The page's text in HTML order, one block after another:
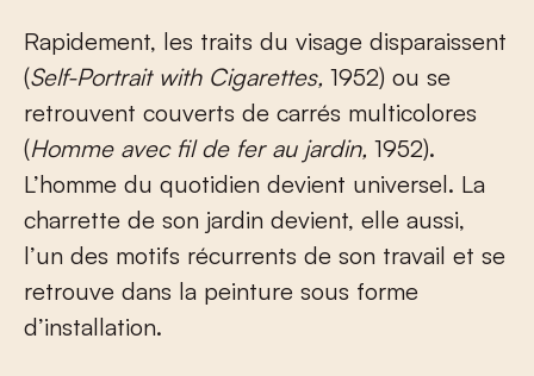
Rapidement, les traits du visage disparaissent
(Self-Portrait with Cigarettes, 1952) ou se
retrouvent couverts de carrés multicolores
(Homme avec fil de fer au jardin, 1952).
L’homme du quotidien devient universel. La
charrette de son jardin devient, elle aussi,
l’un des motifs récurrents de son travail et se
retrouve dans la peinture sous forme
d’installation.